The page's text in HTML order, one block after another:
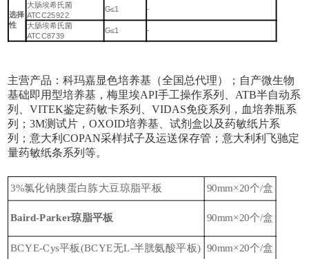
选择
性
大肠埃希氏菌
ATCC25922
G≤1
-
大肠埃希氏菌
ATCC8739
G≤1 -
主营产品：科玛嘉显色培养基（全国总代理）；自产微生物
基础即用型培养基，梅里埃API手工操作系列、ATB半自动系
列、VITEK鉴定药敏卡系列、VIDAS免疫系列，血培养瓶系
列；3M测试片，OXOID培养基、试剂盒以及药敏纸片系
列；意大利COPAN采样拭子及运送保存管；意大利利飞驰定
量药敏纸条系列等。
3%氯化钠胰蛋白胨大豆琼脂平板 90mm×20个/盒
Baird-Parker琼脂平板 90mm×20个/盒
BCYE-Cys平板(BCYE无L-半胱氨酸平板) 90mm×20个/盒